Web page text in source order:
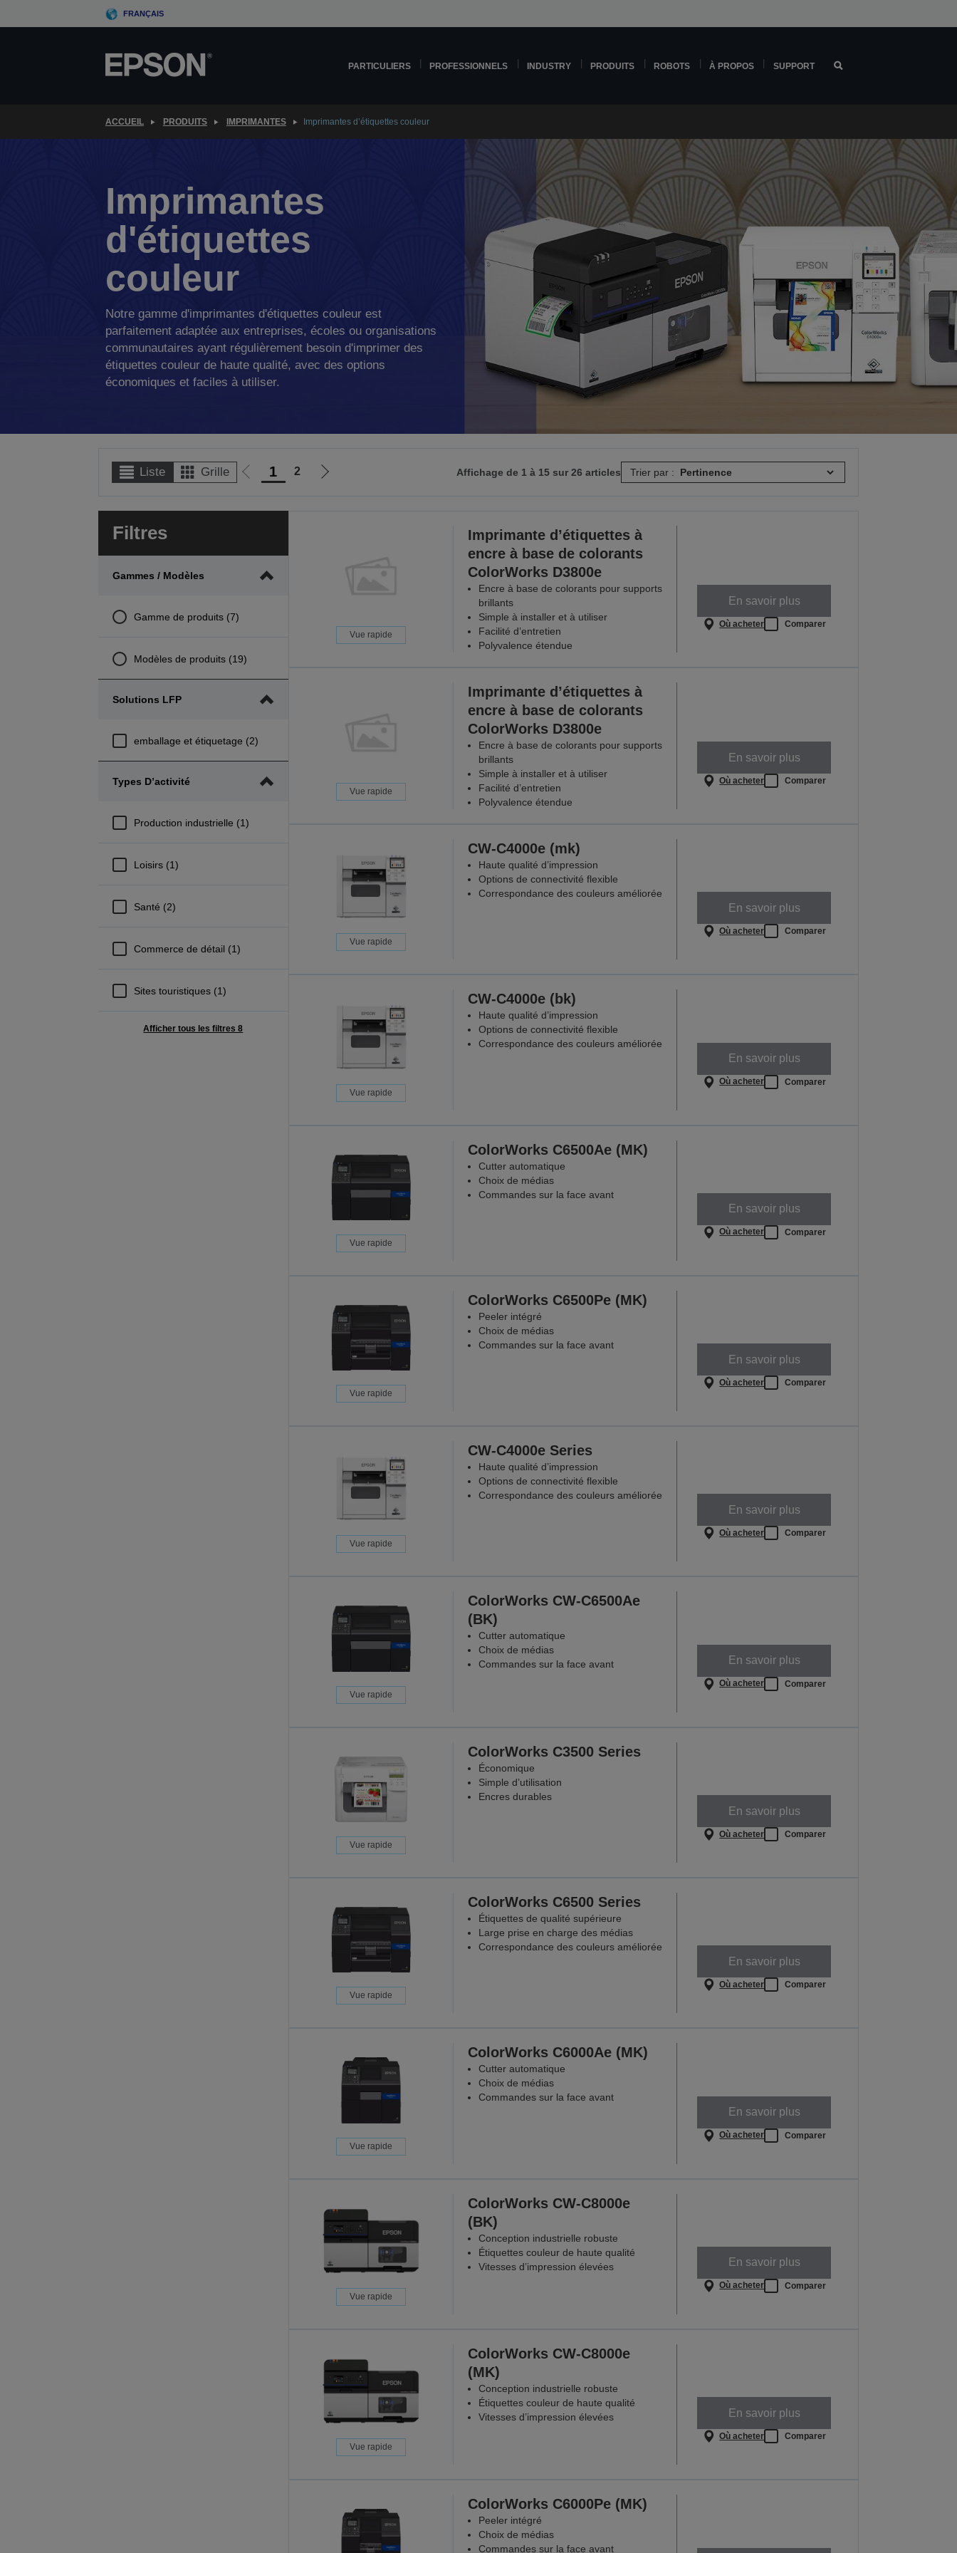
to
FRANÇAIS
PARTICULIERS PROFESSIONNELS INDUSTRY PRODUITS ROBOTS À PROPOS SUPPORT
ACCUEIL PRODUITS IMPRIMANTES Imprimantes d’étiquettes couleur
Imprimantes
d'étiquettes
couleur
Notre gamme d'imprimantes d'étiquettes couleur est
parfaitement adaptée aux entreprises, écoles ou organisations
communautaires ayant régulièrement besoin d'imprimer des
étiquettes couleur de haute qualité, avec des options
économiques et faciles à utiliser.
Liste Grille
Aller
la
1 2
Aller
Affichage de 1 à 15 sur 26 articles Trier par :
Filtres
Gammes / Modèles
Gamme de produits (7)
Modèles de produits (19)
Solutions LFP
emballage et étiquetage (2)
Types D’activité
Production industrielle (1)
Loisirs (1)
Santé (2)
Commerce de détail (1)
Sites touristiques (1)
Afficher tous les filtres 8
Vue rapide
Imprimante d’étiquettes à
encre à base de colorants
ColorWorks D3800e
Encre à base de colorants pour supports
brillants
Simple à installer et à utiliser
Facilité d’entretien
Polyvalence étendue
En savoir plus
Où acheter Comparer
Vue rapide
Imprimante d’étiquettes à
encre à base de colorants
ColorWorks D3800e
Encre à base de colorants pour supports
brillants
Simple à installer et à utiliser
Facilité d’entretien
Polyvalence étendue
En savoir plus
Où acheter Comparer
Vue rapide
CW-C4000e (mk)
Haute qualité d’impression
Options de connectivité flexible
Correspondance des couleurs améliorée
En savoir plus
Où acheter Comparer
Vue rapide
CW-C4000e (bk)
Haute qualité d’impression
Options de connectivité flexible
Correspondance des couleurs améliorée
En savoir plus
Où acheter Comparer
Vue rapide
ColorWorks C6500Ae (MK)
Cutter automatique
Choix de médias
Commandes sur la face avant
En savoir plus
Où acheter Comparer
Vue rapide
ColorWorks C6500Pe (MK)
Peeler intégré
Choix de médias
Commandes sur la face avant
En savoir plus
Où acheter Comparer
Vue rapide
CW-C4000e Series
Haute qualité d’impression
Options de connectivité flexible
Correspondance des couleurs améliorée
En savoir plus
Où acheter Comparer
Vue rapide
ColorWorks CW-C6500Ae
(BK)
Cutter automatique
Choix de médias
Commandes sur la face avant
En savoir plus
Où acheter Comparer
Vue rapide
ColorWorks C3500 Series
Économique
Simple d’utilisation
Encres durables
En savoir plus
Où acheter Comparer
Vue rapide
ColorWorks C6500 Series
Étiquettes de qualité supérieure
Large prise en charge des médias
Correspondance des couleurs améliorée
En savoir plus
Où acheter Comparer
Vue rapide
ColorWorks C6000Ae (MK)
Cutter automatique
Choix de médias
Commandes sur la face avant
En savoir plus
Où acheter Comparer
Vue rapide
ColorWorks CW-C8000e
(BK)
Conception industrielle robuste
Étiquettes couleur de haute qualité
Vitesses d’impression élevées
En savoir plus
Où acheter Comparer
Vue rapide
ColorWorks CW-C8000e
(MK)
Conception industrielle robuste
Étiquettes couleur de haute qualité
Vitesses d’impression élevées
En savoir plus
Où acheter Comparer
ColorWorks C6000Pe (MK)
Peeler intégré
Choix de médias
Commandes sur la face avant